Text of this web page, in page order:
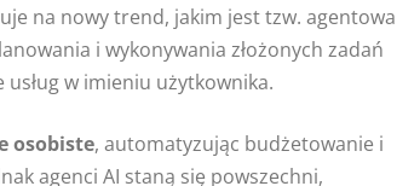
na nowy trend, jakim jest tzw. agentowa
i wykonywania złożonych zadań
w imieniu użytkownika.
osobiste, automatyzując budżetowanie i
agenci AI staną się powszechni,